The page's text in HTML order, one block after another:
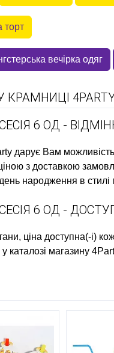
торт
вечірка одяг
КРАМНИЦІ
6 ОД -
дарує Вам
з доставкою
день народження в стилі
6 ОД -
ціна доступна(-і)
каталозі магазину